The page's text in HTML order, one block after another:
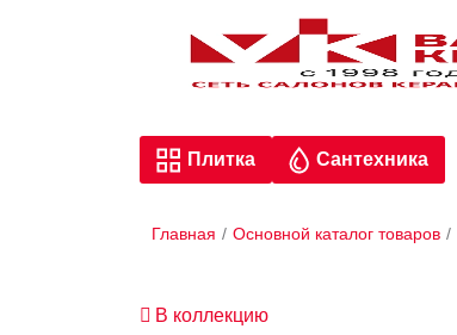
Плитка Сантехника
Главная / Основной каталог товаров /
В коллекцию